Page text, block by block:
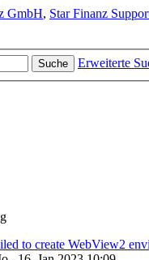
GmbH, Star Finanz
Suche
Erweiterte
to create WebView2